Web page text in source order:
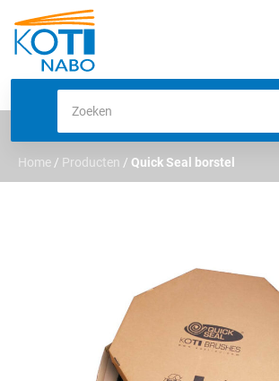
Home / Producten / Quick Seal borstel